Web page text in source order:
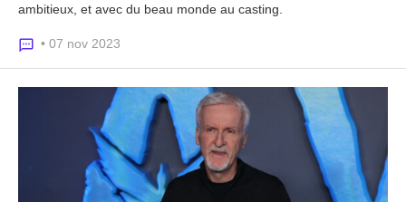
ambitieux, et avec du beau monde au casting.
• 07 nov 2023